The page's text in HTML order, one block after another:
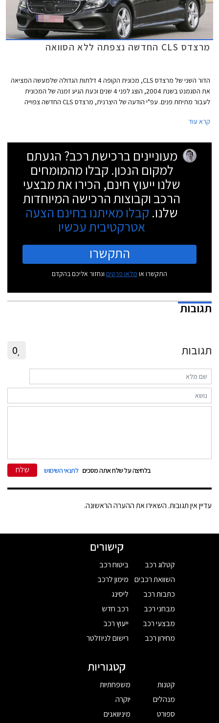
מרצדס CLS החדשה נצפתה ללא הסוואה
הדור השני של מרצדס CLS, מכונית הקופה 4 דלתות הגדולה שלמעשה המציאה
את הסגמנט בשנת 2004, הוצג לפני 4 שנים וכעת הגיע זמנה של המכונית
לעבור מתיחת פנים. עפ"י הודעה של היצרנית, מרצדס CLS החדשה צפוייה
חשיפה מוקדמת יותר שעשויה להתקיים כבר בחודש הקרוב בפסטיבל המהירות
קרא עוד
מעוניינים ברכישת רכב? הגעתם
למקום הנכון. קבלו מהמומחים
שלנו ייעוץ חינם, הכירו את מבצעי
הרכב וקבוצות הרכישה המיוחדות
שלנו. קבלו מאיתנו בחינם הצעה
אטרקטיבית עכשיו
התקשרו
התקשרו או מלאו פרטים ונחזור אליכם בהקדם
תגובות
תגובות 0
בלחיצה על שלח אתה מסכים לתנאי השימוש שלח
עדיין אין תגובות. השאירו את ההערה הראשונה.
קישורים
קטלוג רכב
השוואת רכבים
כתבות רכב
מבחני רכב
מבצעי רכב
מחירון רכב
ביטוח רכב
מימון לרכב
ליסינג
רכב חדש
ייעוץ רכב
רישום לניוזלטר
קטגוריות
קטנות
מנהלים
ספורט
משפחתיות
יוקרה
מיניוואנים